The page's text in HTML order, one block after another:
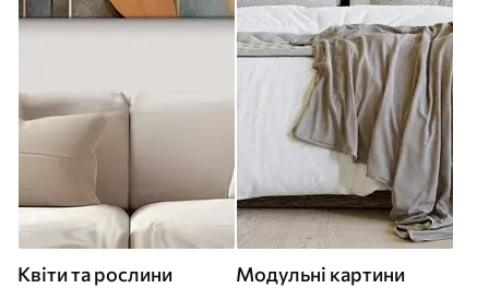
Квіти та рослини Модульні картини